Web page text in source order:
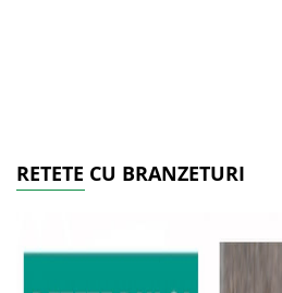
RETETE CU BRANZETURI